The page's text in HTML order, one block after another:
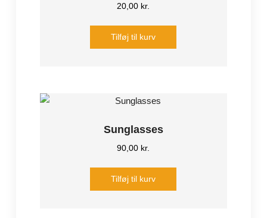
20,00 kr.
Tilføj til kurv
Sunglasses
90,00 kr.
Tilføj til kurv